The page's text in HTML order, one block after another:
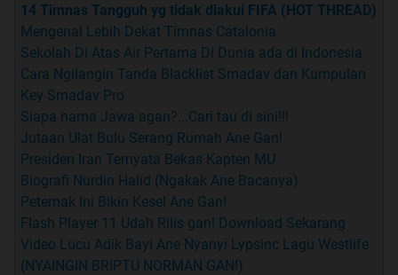
14 Timnas Tangguh yg tidak diakui FIFA (HOT THREAD)
Mengenal Lebih Dekat Timnas Catalonia
Sekolah Di Atas Air Pertama Di Dunia ada di Indonesia
Cara Ngilangin Tanda Blacklist Smadav dan Kumpulan
Key Smadav Pro
Siapa nama Jawa agan?...Cari tau di sini!!!
Jutaan Ulat Bulu Serang Rumah Ane Gan!
Presiden Iran Ternyata Bekas Kapten MU
Biografi Nurdin Halid (Ngakak Ane Bacanya)
Peternak Ini Bikin Kesel Ane Gan!
Flash Player 11 Udah Rilis gan! Download Sekarang
Video Lucu Adik Bayi Ane Nyanyi Lypsinc Lagu Westlife
(NYAINGIN BRIPTU NORMAN GAN!)